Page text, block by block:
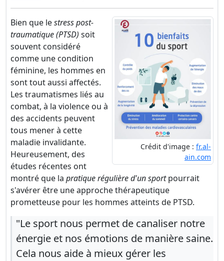
Crédit d'image : fr.al-
ain.com
Bien que lestress post-
traumatique (PTSD) soit
souvent considéré
comme une condition
féminine, les hommes en
sont tout aussi affectés.
Les traumatismes liés au
combat, à la violence ou à
des accidents peuvent
tous mener à cette
maladie invalidante.
Heureusement, des
études récentes ont
montré que la pratique régulière d'un sportpourrait
s'avérer être une approche thérapeutique
prometteuse pour les hommes atteints de PTSD.
"Le sport nous permet de canaliser notre
énergie et nos émotions de manière saine.
Cela nous aide à mieux gérer les